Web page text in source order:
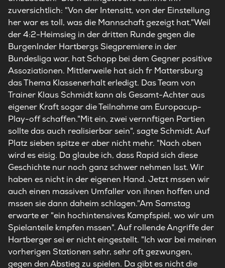
zuversichtlich: "Von der Intensitt, von der Einstellung
her war es toll, was die Mannschaft gezeigt hat."Weil
der 4:2-Heimsieg in der dritten Runde gegen die
Burgenlnder Hartbergs Siegpremiere in der
Bundesliga war, hat Schopp bei dem Gegner positive
Assoziationen. Mittlerweile hat sich fr Mattersburg
das Thema Klassenerhalt erledigt. Das Team von
Trainer Klaus Schmidt kann als Gesamt-Achter aus
eigener Kraft sogar die Teilnahme am Europacup-
Play-off schaffen."Mit ein, zwei vernnftigen Partien
sollte das auch realisierbar sein", sagte Schmidt. Auf
Platz sieben spitze er aber nicht mehr. "Nach oben
wird es eisig. Da glaube ich, dass Rapid sich diese
Geschichte nur noch ganz schwer nehmen lsst. Wir
haben es nicht in der eigenen Hand. Jetzt mssen wir
auch einen massiven Umfaller von ihnen hoffen und
mssen sie dann daheim schlagen."Am Samstag
erwarte er "ein hochintensives Kampfspiel, wo wir um
Spielanteile kmpfen mssen". Auf rollende Angriffe der
Hartberger sei er nicht eingestellt. "Ich war bei meinen
vorherigen Stationen sehr, sehr oft gezwungen,
gegen den Abstieg zu spielen. Da gibt es nicht die